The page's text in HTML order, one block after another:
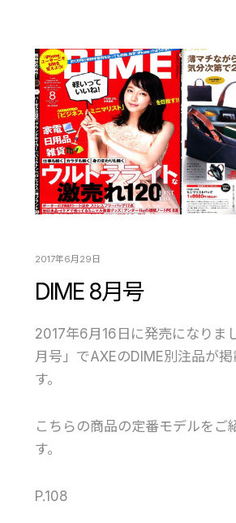
2017年6月29日
DIME 8月号
2017年6月16日に発売になり
月号」でAXEのDIME別注品が掲
す。
こちらの商品の定番モデルをご
す。
P.108